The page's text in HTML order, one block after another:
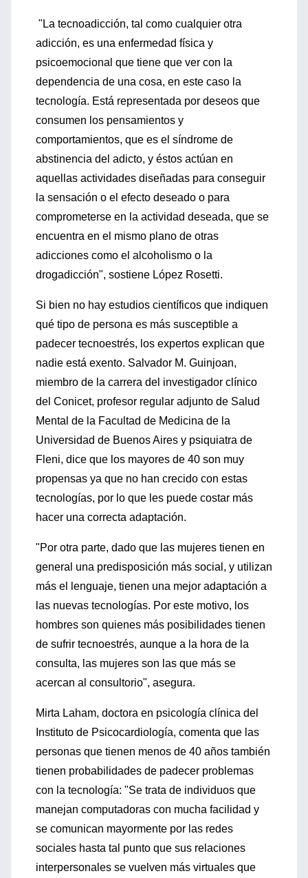
"La tecnoadicción, tal como cualquier otra
adicción, es una enfermedad física y
psicoemocional que tiene que ver con la
dependencia de una cosa, en este caso la
tecnología. Está representada por deseos que
consumen los pensamientos y
comportamientos, que es el síndrome de
abstinencia del adicto, y éstos actúan en
aquellas actividades diseñadas para conseguir
la sensación o el efecto deseado o para
comprometerse en la actividad deseada, que se
encuentra en el mismo plano de otras
adicciones como el alcoholismo o la
drogadicción", sostiene López Rosetti.
Si bien no hay estudios científicos que indiquen
qué tipo de persona es más susceptible a
padecer tecnoestrés, los expertos explican que
nadie está exento. Salvador M. Guinjoan,
miembro de la carrera del investigador clínico
del Conicet, profesor regular adjunto de Salud
Mental de la Facultad de Medicina de la
Universidad de Buenos Aires y psiquiatra de
Fleni, dice que los mayores de 40 son muy
propensas ya que no han crecido con estas
tecnologías, por lo que les puede costar más
hacer una correcta adaptación.
"Por otra parte, dado que las mujeres tienen en
general una predisposición más social, y utilizan
más el lenguaje, tienen una mejor adaptación a
las nuevas tecnologías. Por este motivo, los
hombres son quienes más posibilidades tienen
de sufrir tecnoestrés, aunque a la hora de la
consulta, las mujeres son las que más se
acercan al consultorio", asegura.
Mirta Laham, doctora en psicología clínica del
Instituto de Psicocardiología, comenta que las
personas que tienen menos de 40 años también
tienen probabilidades de padecer problemas
con la tecnología: "Se trata de individuos que
manejan computadoras con mucha facilidad y
se comunican mayormente por las redes
sociales hasta tal punto que sus relaciones
interpersonales se vuelven más virtuales que